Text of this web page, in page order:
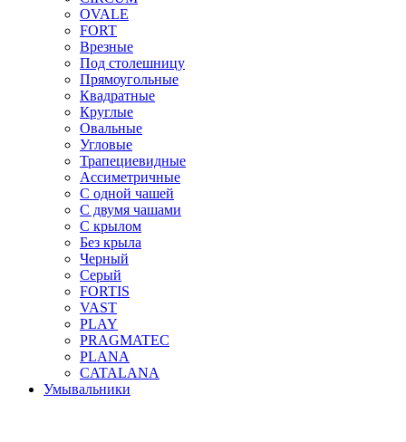
OVALE
FORT
Врезные
Под столешницу
Прямоугольные
Квадратные
Круглые
Овальные
Угловые
Трапециевидные
Ассиметричные
С одной чашей
С двумя чашами
С крылом
Без крыла
Черный
Серый
FORTIS
VAST
PLAY
PRAGMATEC
PLANA
CATALANA
Умывальники